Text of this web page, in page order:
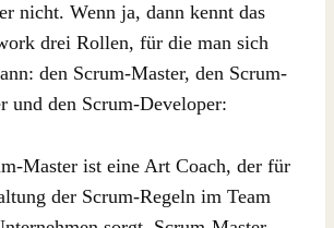
nicht. Wenn ja, dann kennt das
drei Rollen, für die man sich
den Scrum-Master, den Scrum-
und den Scrum-Developer:
Master ist eine Art Coach, der für
der Scrum-Regeln im Team